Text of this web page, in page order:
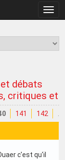
la
débats
critiques et
141 142
c'est qu'il